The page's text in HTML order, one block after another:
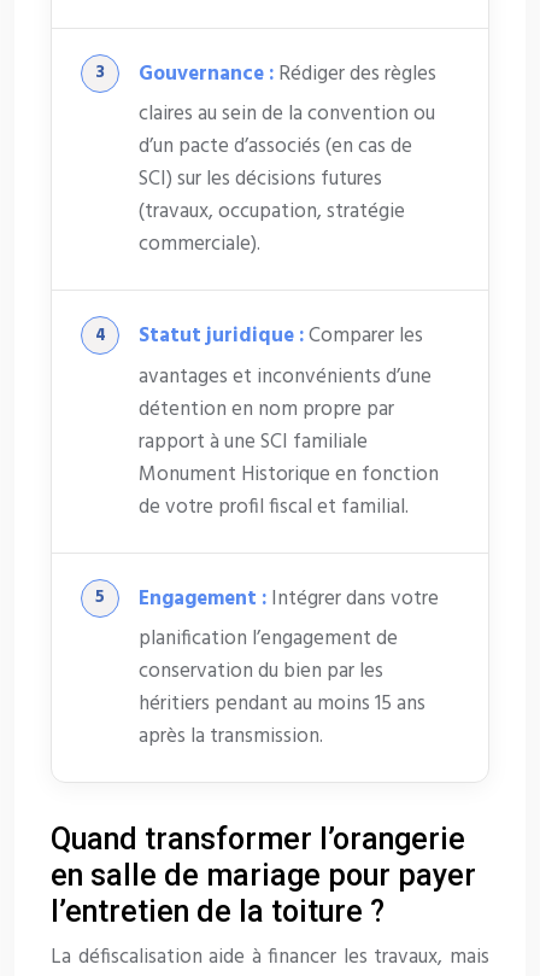
Gouvernance :Rédiger des règles
claires au sein de la convention ou
d’un pacte d’associés (en cas de
SCI) sur les décisions futures
(travaux, occupation, stratégie
commerciale).
Statut juridique :Comparer les
avantages et inconvénients d’une
détention en nom propre par
rapport à une SCI familiale
Monument Historique en fonction
de votre profil fiscal et familial.
Engagement :Intégrer dans votre
planification l’engagement de
conservation du bien par les
héritiers pendant au moins 15 ans
après la transmission.
Quand transformer l’orangerie
en salle de mariage pour payer
l’entretien de la toiture ?
La défiscalisation aide à financer les travaux, mais